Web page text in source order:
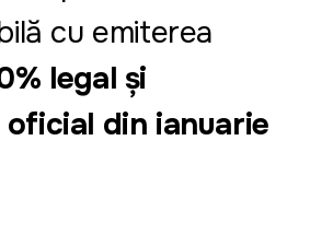
cu emiterea
legal și
din ianuarie